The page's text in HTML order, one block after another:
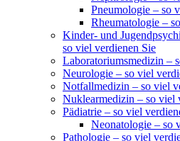
Pneumologie – so
Rheumatologie –
Kinder- und
so viel verdienen Sie
Laboratoriumsmedizin –
Neurologie – so viel
Notfallmedizin – so viel
Nuklearmedizin – so viel
Pädiatrie – so viel
Neonatologie – so
Pathologie – so viel